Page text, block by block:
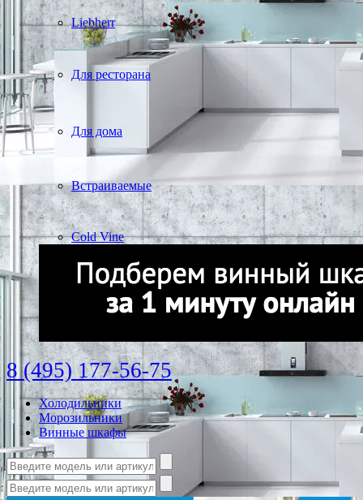
Liebherr
Для ресторана
Для дома
Встраиваемые
Cold Vine
8 (495) 177-56-75
Холодильники
Морозильники
Винные шкафы